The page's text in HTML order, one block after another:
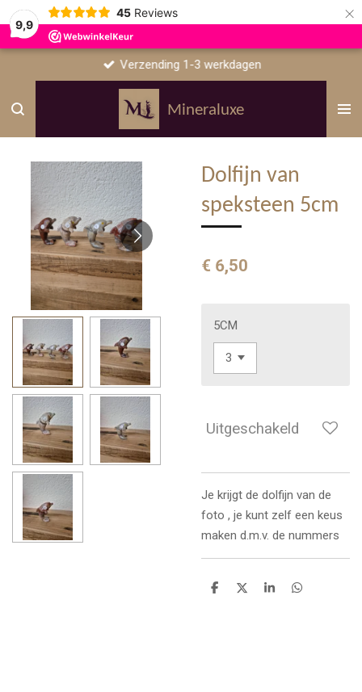
9,9
45 Reviews ×
Mineraluxe
Verzending 1-3 werkdagen
Dolfijn van
speksteen 5cm
€ 6,50
5CM
Uitgeschakeld
Je krijgt de dolfijn van de
foto , je kunt zelf een keus
maken d.m.v. de nummers
D
D
S
D